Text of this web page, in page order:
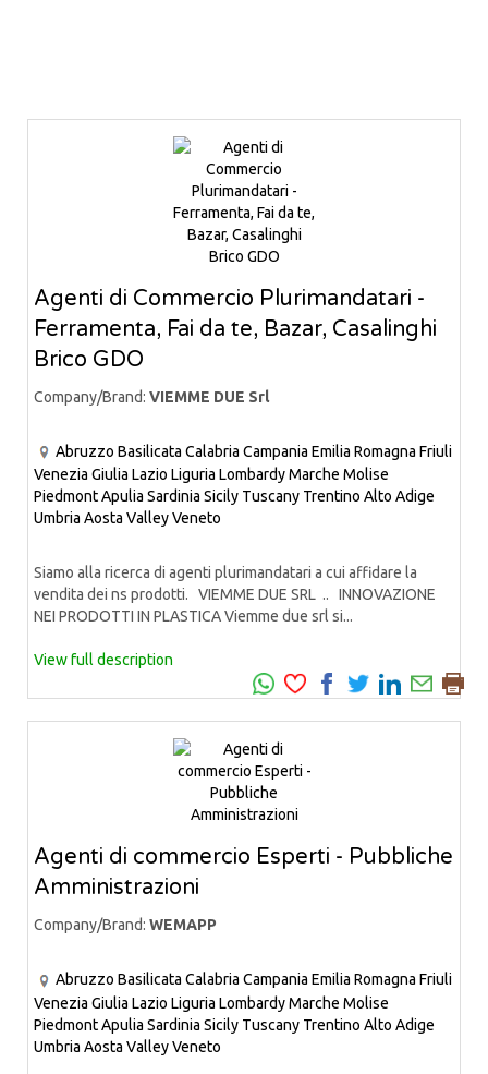
Agenti di Commercio Plurimandatari -
Ferramenta, Fai da te, Bazar, Casalinghi
Brico GDO
Company/Brand: VIEMME DUE Srl
Abruzzo Basilicata Calabria Campania Emilia Romagna Friuli
Venezia Giulia Lazio Liguria LombardyMarche Molise
PiedmontApulia Sardinia Sicily Tuscany Trentino Alto Adige
Umbria Aosta ValleyVeneto
Siamo alla ricerca di agenti plurimandatari a cui affidare la
vendita dei ns prodotti. VIEMME DUE SRL .. INNOVAZIONE
NEI PRODOTTI IN PLASTICA Viemme due srl si...
View full description
Agenti di commercio Esperti - Pubbliche
Amministrazioni
Company/Brand: WEMAPP
Abruzzo Basilicata Calabria Campania Emilia Romagna Friuli
Venezia Giulia Lazio Liguria LombardyMarche Molise
PiedmontApulia Sardinia Sicily Tuscany Trentino Alto Adige
Umbria Aosta ValleyVeneto